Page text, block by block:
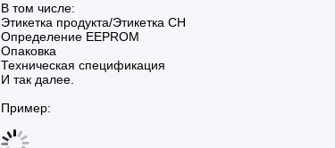
В том числе:
Этикетка продукта/Этикетка СН
Определение EEPROM
Опаковка
Техническая спецификация
И так далее.
Пример: